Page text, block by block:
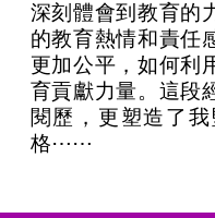
深刻體會到教育的
的教育熱情和責任
更加公平，如何利
育貢獻力量。這段
閱歷，更塑造了
格⋯⋯